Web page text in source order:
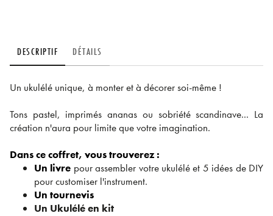
DESCRIPTIF DÉTAILS
Un ukulélé unique, à monter et à décorer soi-même !
Tons pastel, imprimés ananas ou sobriété scandinave... La
création n'aura pour limite que votre imagination.
Dans ce coffret, vous trouverez :
Un livre pour assembler votre ukulélé et 5 idées de DIY
pour customiser l'instrument.
Un tournevis
Un Ukulélé en kit